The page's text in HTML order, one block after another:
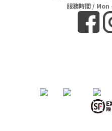
服務時間 /